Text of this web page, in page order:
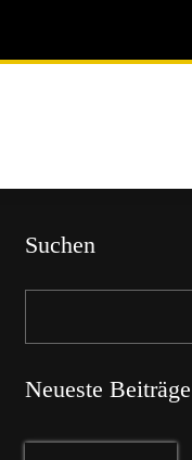
Suchen
Neueste Beiträge